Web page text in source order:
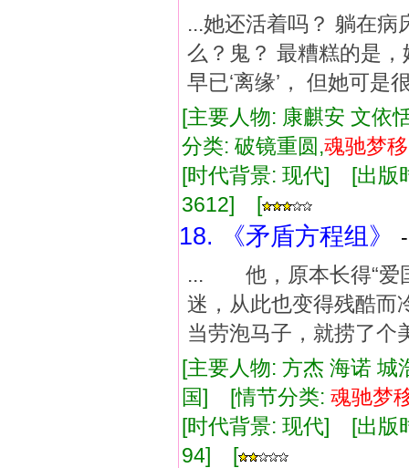
...她还活着吗？ 躺在
么？鬼？ 最糟糕的是
早已‘离缘’， 但她可是
[主要人物: 康麒安 文
分类: 破镜重圆,魂驰梦移
[时代背景: 现代] [出
3612] [
18. 《矛盾方程组》
... 他，原本长得“爱国
迷，从此也变得残酷
当劳泡马子，就捞了
[主要人物: 方杰 海诺
国] [情节分类: 魂驰梦
[时代背景: 现代] [出
94] [